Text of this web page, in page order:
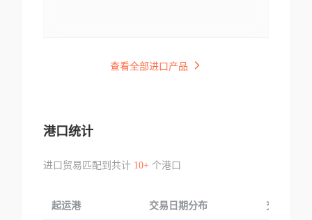
查看全部进口产品
港口统计
进口贸易匹配到共计 10+个港口
起运港 交易日期分布 交易产品